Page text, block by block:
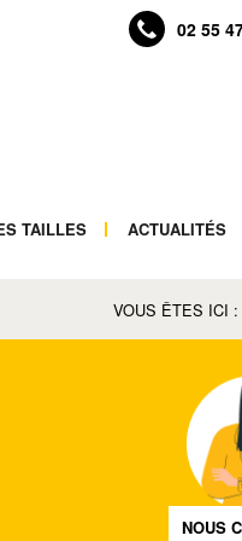
02 55
TAILLES ACTUALITÉS
VOUS ÊTES ICI :
NOUS